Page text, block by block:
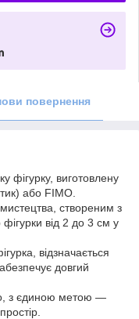
повернення
фігурку, виготовлену
або FIMO.
створеним з
від 2 до 3 см у
відзначається
довгий
з єдиною метою —